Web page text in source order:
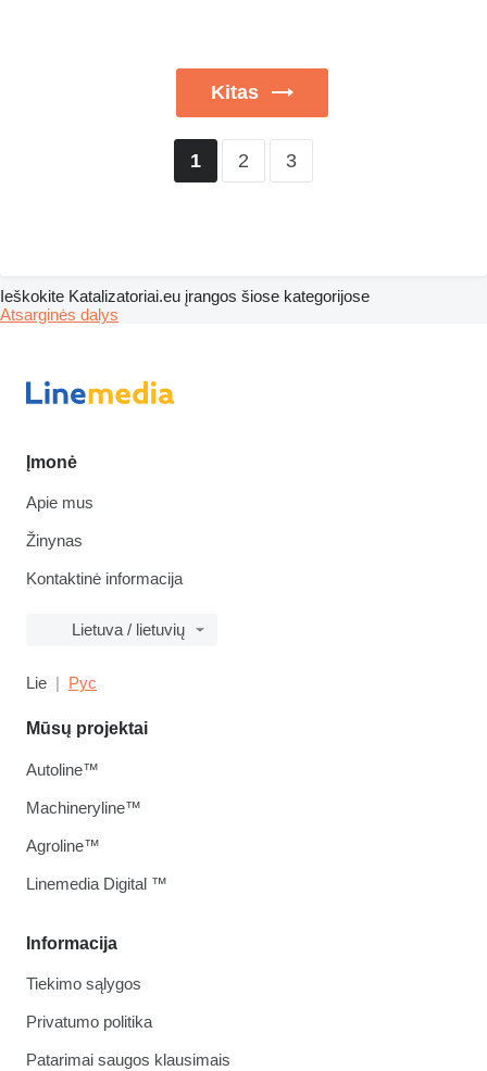
Kitas
1 2 3
Ieškokite Katalizatoriai.eu įrangos šiose kategorijose
Atsarginės dalys
Įmonė
Apie mus
Žinynas
Kontaktinė informacija
Lietuva / lietuvių
Lie Рус
Informacija
Tiekimo sąlygos
Privatumo politika
Patarimai saugos klausimais
Mūsų projektai
Autoline™
Machineryline™
Agroline™
Linemedia Digital ™